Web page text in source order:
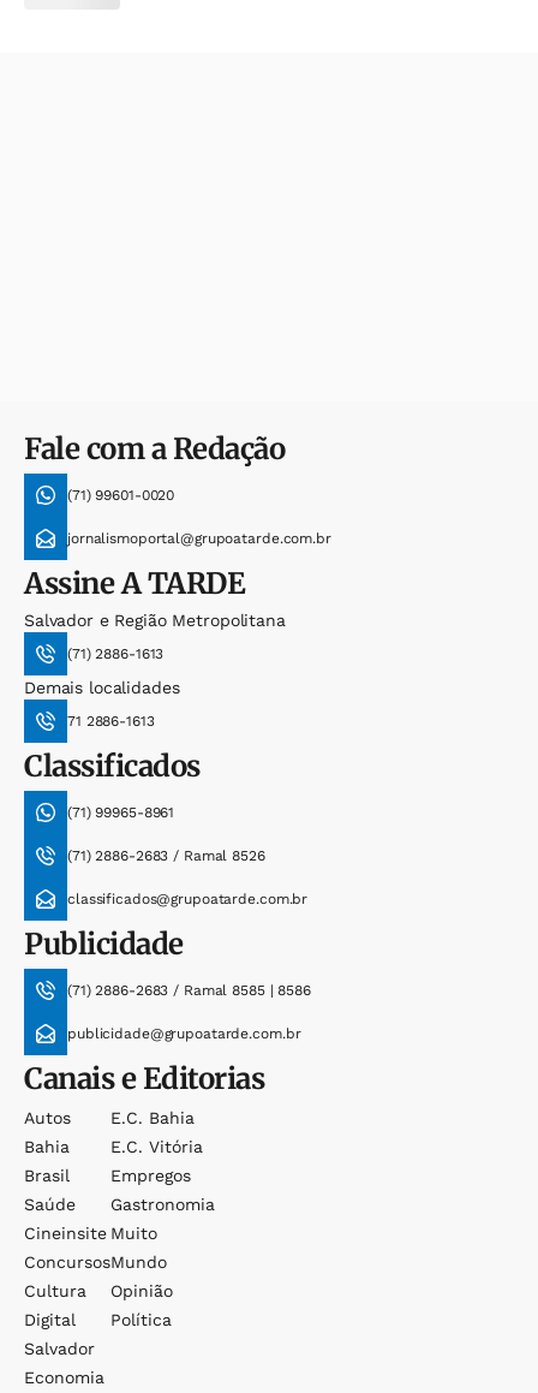
Fale com a Redação
(71) 99601-0020
jornalismoportal@grupoatarde.com.br
AssineA TARDE
Salvador e Região Metropolitana
(71) 2886-1613
Demais localidades
71 2886-1613
Classificados
(71) 99965-8961
(71) 2886-2683 / Ramal 8526
classificados@grupoatarde.com.br
Publicidade
(71) 2886-2683 / Ramal 8585 | 8586
publicidade@grupoatarde.com.br
Canais e Editorias
Autos
Bahia
Brasil
Saúde
Cineinsite
Concursos
Cultura
Digital
Salvador
Economia
E.c. Bahia
E.c. Vitória
Empregos
Gastronomia
Muito
Mundo
Opinião
Política